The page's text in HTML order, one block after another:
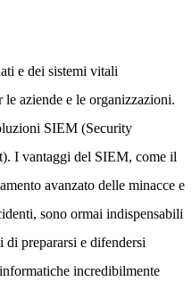
e dei sistemi vitali
le aziende e le organizzazioni.
SIEM (Security
I vantaggi del SIEM, come il
avanzato delle minacce e
sono ormai indispensabili
di prepararsi e difendersi
incredibilmente